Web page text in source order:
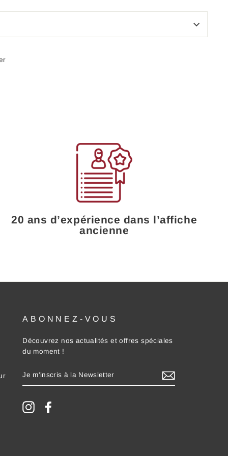
20 ans d’expérience dans l’affiche
ancienne
ABONNEZ-VOUS
Découvrez nos actualités et offres spéciales
du moment !
M'INSCRIS
À
NEWSLETTER
Instagram